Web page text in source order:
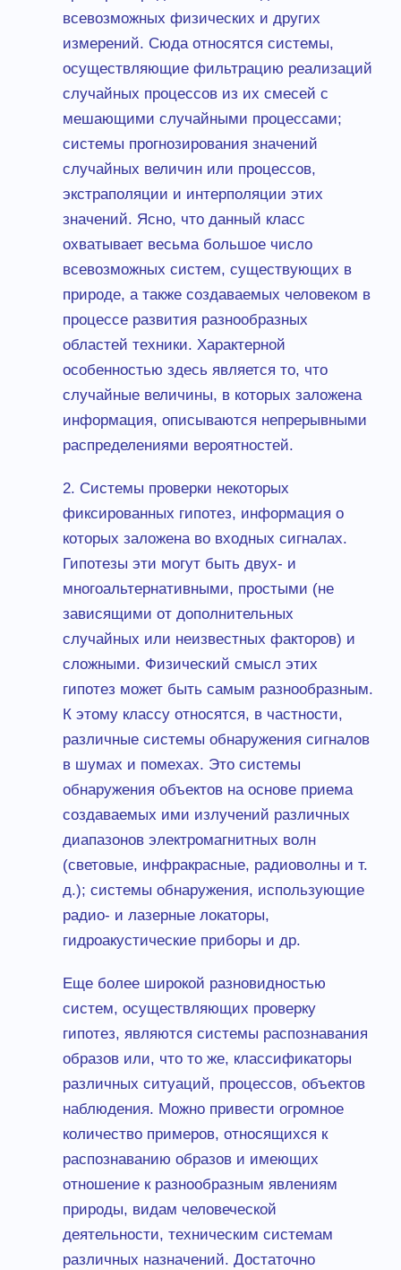
всевозможных физических и других
измерений. Сюда относятся системы,
осуществляющие фильтрацию реализаций
случайных процессов из их смесей с
мешающими случайными процессами;
системы прогнозирования значений
случайных величин или процессов,
экстраполяции и интерполяции этих
значений. Ясно, что данный класс
охватывает весьма большое число
всевозможных систем, существующих в
природе, а также создаваемых человеком в
процессе развития разнообразных
областей техники. Характерной
особенностью здесь является то, что
случайные величины, в которых заложена
информация, описываются непрерывными
распределениями вероятностей.
2. Системы проверки некоторых
фиксированных гипотез, информация о
которых заложена во входных сигналах.
Гипотезы эти могут быть двух- и
многоальтернативными, простыми (не
зависящими от дополнительных
случайных или неизвестных факторов) и
сложными. Физический смысл этих
гипотез может быть самым разнообразным.
К этому классу относятся, в частности,
различные системы обнаружения сигналов
в шумах и помехах. Это системы
обнаружения объектов на основе приема
создаваемых ими излучений различных
диапазонов электромагнитных волн
(световые, инфракрасные, радиоволны и т.
д.); системы обнаружения, использующие
радио- и лазерные локаторы,
гидроакустические приборы и др.
Еще более широкой разновидностью
систем, осуществляющих проверку
гипотез, являются системы распознавания
образов или, что то же, классификаторы
различных ситуаций, процессов, объектов
наблюдения. Можно привести огромное
количество примеров, относящихся к
распознаванию образов и имеющих
отношение к разнообразным явлениям
природы, видам человеческой
деятельности, техническим системам
различных назначений. Достаточно